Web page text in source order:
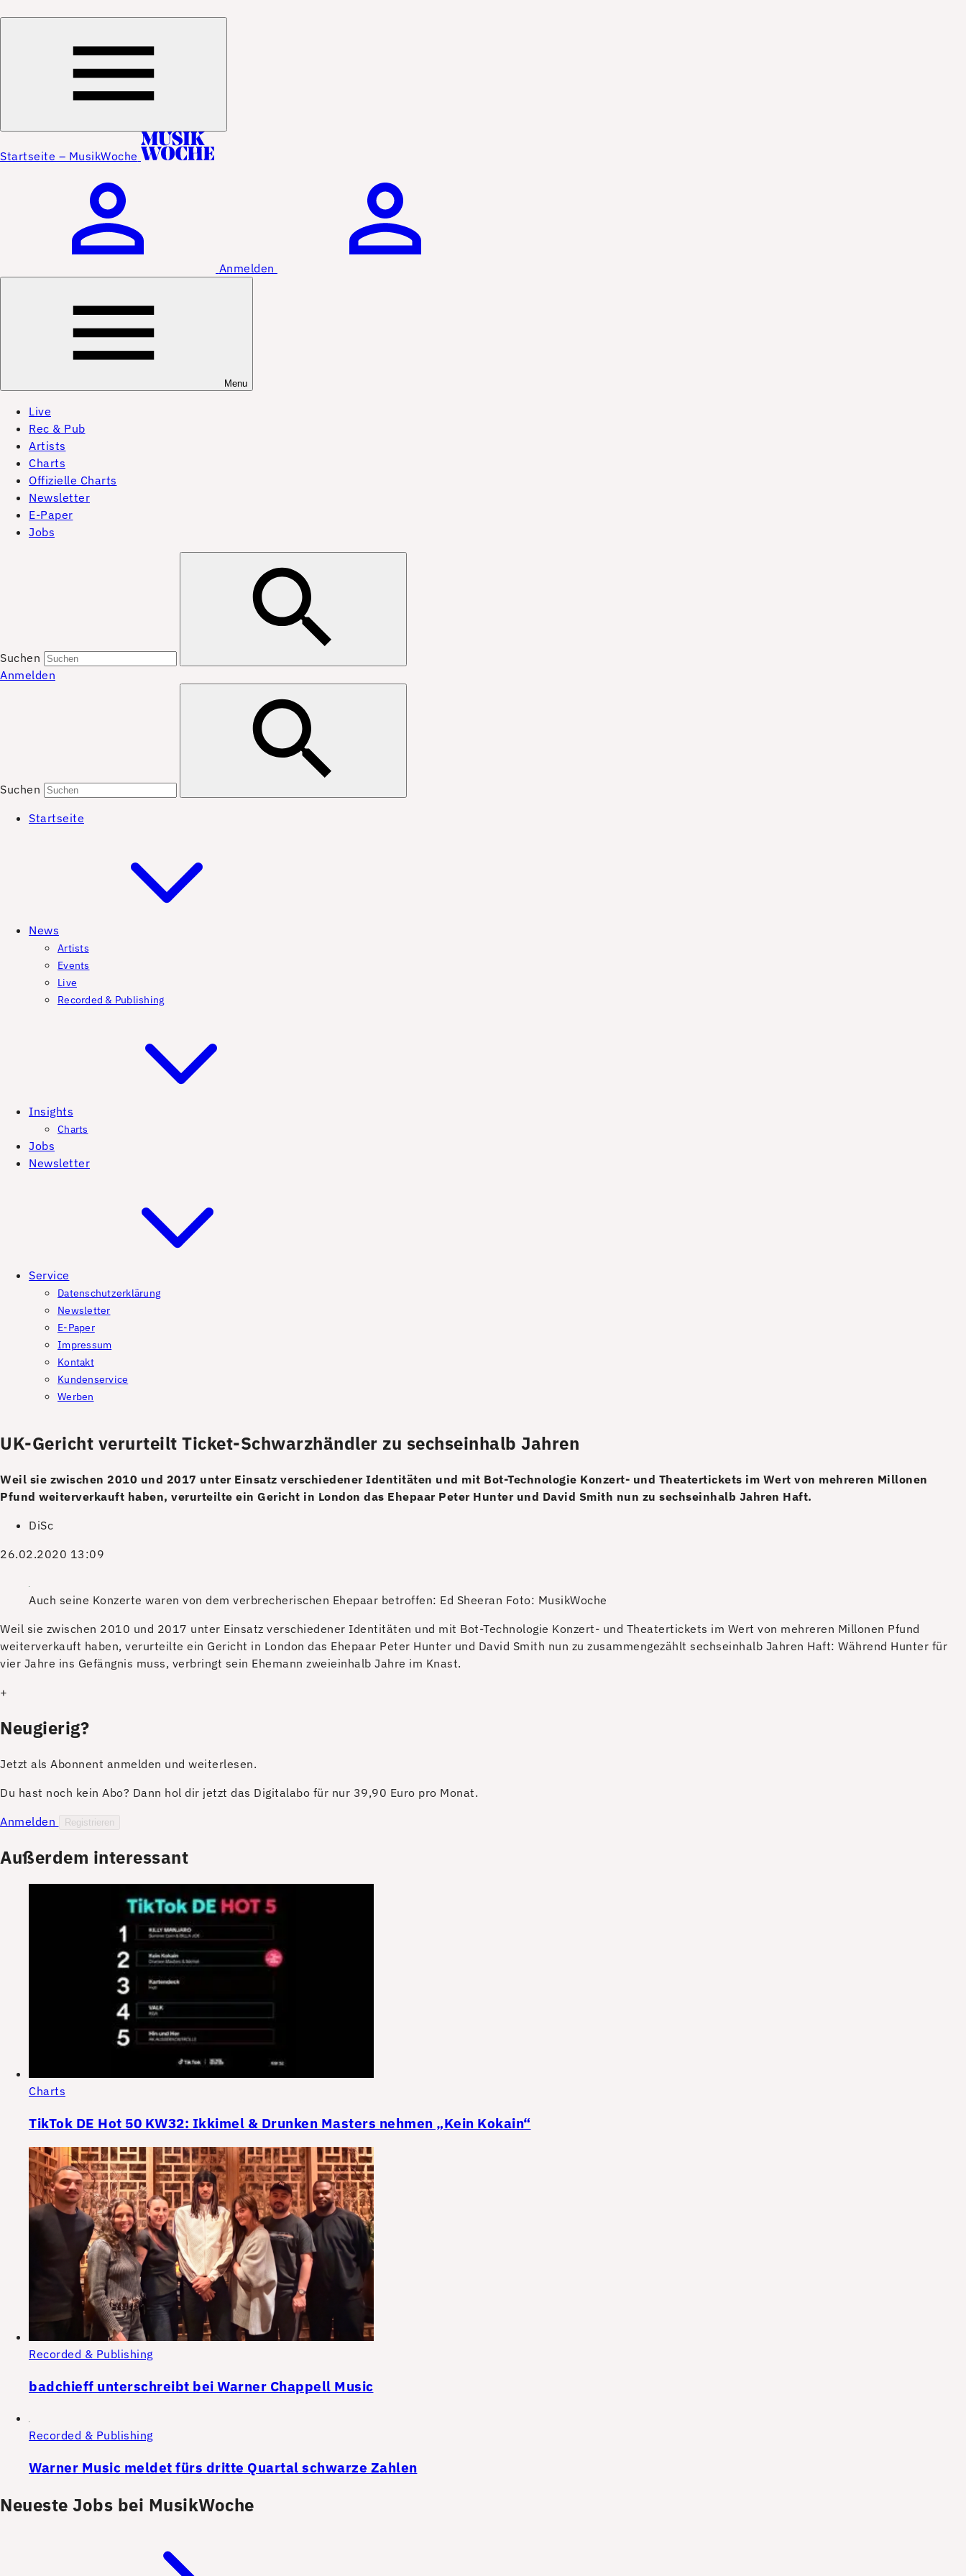
Startseite – MusikWoche
Anmelden
Menu
Live
Rec & Pub
Artists
Charts
Offizielle Charts
Newsletter
E-Paper
Jobs
Suchen
Anmelden
Suchen
Startseite
News
Artists
Events
Live
Recorded & Publishing
Insights
Charts
Jobs
Newsletter
Service
Datenschutzerklärung
Newsletter
E-Paper
Impressum
Kontakt
Kundenservice
Werben
UK-Gericht verurteilt Ticket-Schwarzhändler zu sechseinhalb Jahren
Weil sie zwischen 2010 und 2017 unter Einsatz verschiedener Identitäten und mit Bot-Technologie Konzert- und Theatertickets im Wert von mehreren Millonen
Pfund weiterverkauft haben, verurteilte ein Gericht in London das Ehepaar Peter Hunter und David Smith nun zu sechseinhalb Jahren Haft.
DiSc
26.02.2020 13:09
Auch seine Konzerte waren von dem verbrecherischen Ehepaar betroffen: Ed Sheeran Foto: MusikWoche
Weil sie zwischen 2010 und 2017 unter Einsatz verschiedener Identitäten und mit Bot-Technologie Konzert- und Theatertickets im Wert von mehreren Millonen Pfund
weiterverkauft haben, verurteilte ein Gericht in London das Ehepaar Peter Hunter und David Smith nun zu zusammengezählt sechseinhalb Jahren Haft: Während Hunter für
vier Jahre ins Gefängnis muss, verbringt sein Ehemann zweieinhalb Jahre im Knast.
+
Neugierig?
Jetzt als Abonnent anmelden und weiterlesen.
Du hast noch kein Abo? Dann hol dir jetzt das Digitalabo für nur 39,90 Euro pro Monat.
Anmelden
Registrieren
Außerdem interessant
Charts
TikTok DE Hot 50 KW32: Ikkimel & Drunken Masters nehmen „Kein Kokain“
Recorded & Publishing
badchieff unterschreibt bei Warner Chappell Music
Recorded & Publishing
Warner Music meldet fürs dritte Quartal schwarze Zahlen
Neueste Jobs bei MusikWoche